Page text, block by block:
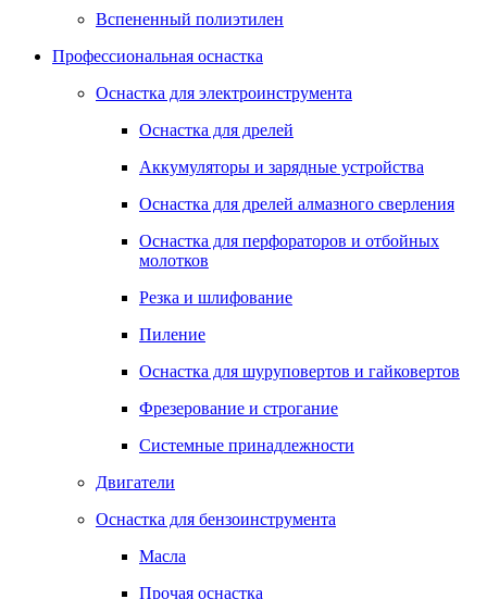
Вспененный полиэтилен
Профессиональная оснастка
Оснастка для электроинструмента
Оснастка для дрелей
Аккумуляторы и зарядные устройства
Оснастка для дрелей алмазного сверления
Оснастка для перфораторов и отбойных
молотков
Резка и шлифование
Пиление
Оснастка для шуруповертов и гайковертов
Фрезерование и строгание
Системные принадлежности
Двигатели
Оснастка для бензоинструмента
Масла
Прочая оснастка